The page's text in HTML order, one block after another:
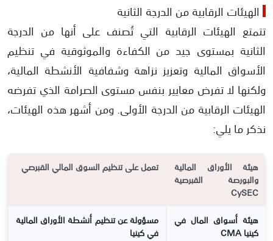
الهيئات الرقابية من الدرجة الثانية
تتمتع الهيئات الرقابية التي تُصنف على أنها من الدرجة
الثانية بمستوى جيد من الكفاءة والموثوقية في تنظيم
الأسواق المالية وتعزيز نزاهة وشفافية الأنشطة المالية،
ولكنها لا تفرض معايير بنفس مستوى الصرامة الذي تفرضه
الهيئات الرقابية من الدرجة الأولى. ومن أشهر هذه الهيئات،
نذكر ما يلي:
هيئة الأوراق المالية
والبورصة القبرصية
CySEC
تعمل على تنظيم السوق المالي القبرصي
هيئة أسواق المال في
كينيا CMA
مسؤولة عن تنظيم أنشطة الأوراق المالية
في كينيا